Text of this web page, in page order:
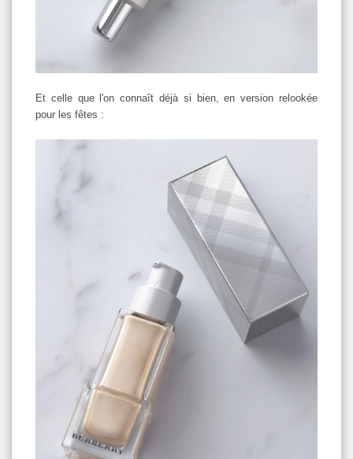
Et celle que l'on connaît déjà si bien, en version relookée
pour les fêtes :